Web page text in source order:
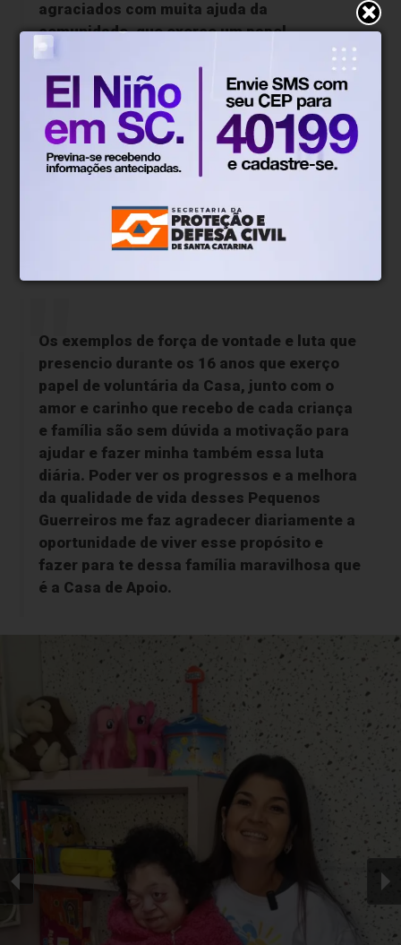
agraciados com muita ajuda da
comunidade, que exerce um papel
fundamental para a continuidade do nosso
propósito. Mas sem dúvidas faltam
recursos, que inclusive deveriam ser
disponibilizados direto para o cidadão e
assim não haveria a necessidade de uma
instituição fazer o papel que cabe ao poder
O que mais emociona a senhora no contato com as
Os exemplos de força de vontade e luta que
presencio durante os 16 anos que exerço
papel de voluntária da Casa, junto com o
amor e carinho que recebo de cada criança
e família são sem dúvida a motivação para
ajudar e fazer minha também essa luta
diária. Poder ver os progressos e a melhora
da qualidade de vida desses Pequenos
Guerreiros me faz agradecer diariamente a
oportunidade de viver esse propósito e
fazer para te dessa família maravilhosa que
é a Casa de Apoio.